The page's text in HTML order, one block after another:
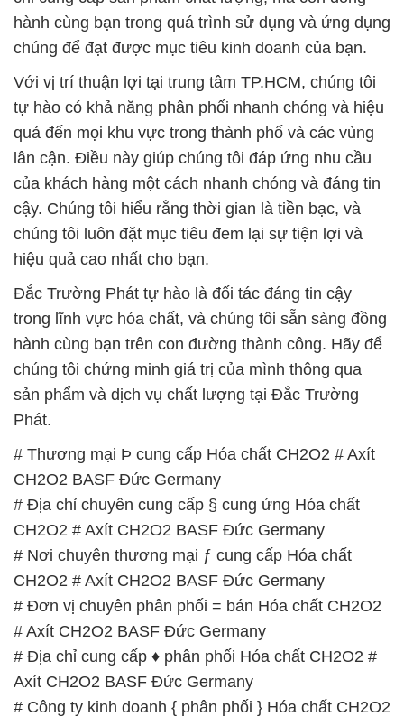
hành cùng bạn trong quá trình sử dụng và ứng dụng
chúng để đạt được mục tiêu kinh doanh của bạn.
Với vị trí thuận lợi tại trung tâm TP.HCM, chúng tôi
tự hào có khả năng phân phối nhanh chóng và hiệu
quả đến mọi khu vực trong thành phố và các vùng
lân cận. Điều này giúp chúng tôi đáp ứng nhu cầu
của khách hàng một cách nhanh chóng và đáng tin
cậy. Chúng tôi hiểu rằng thời gian là tiền bạc, và
chúng tôi luôn đặt mục tiêu đem lại sự tiện lợi và
hiệu quả cao nhất cho bạn.
Đắc Trường Phát tự hào là đối tác đáng tin cậy
trong lĩnh vực hóa chất, và chúng tôi sẵn sàng đồng
hành cùng bạn trên con đường thành công. Hãy để
chúng tôi chứng minh giá trị của mình thông qua
sản phẩm và dịch vụ chất lượng tại Đắc Trường
Phát.
# Thương mại Þ cung cấp Hóa chất CH2O2 # Axít
CH2O2 BASF Đức Germany
# Địa chỉ chuyên cung cấp § cung ứng Hóa chất
CH2O2 # Axít CH2O2 BASF Đức Germany
# Nơi chuyên thương mại ƒ cung cấp Hóa chất
CH2O2 # Axít CH2O2 BASF Đức Germany
# Đơn vị chuyên phân phối = bán Hóa chất CH2O2
# Axít CH2O2 BASF Đức Germany
# Địa chỉ cung cấp ♦ phân phối Hóa chất CH2O2 #
Axít CH2O2 BASF Đức Germany
# Công ty kinh doanh { phân phối } Hóa chất CH2O2